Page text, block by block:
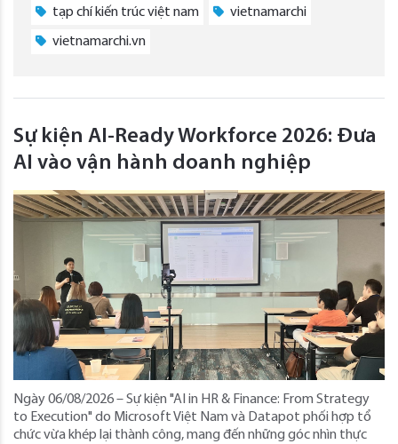
tạp chí kiến trúc việt nam vietnamarchi
vietnamarchi.vn
Sự kiện AI-Ready Workforce 2026: Đưa
AI vào vận hành doanh nghiệp
Ngày 06/08/2026 – Sự kiện "AI in HR & Finance: From Strategy
to Execution" do Microsoft Việt Nam và Datapot phối hợp tổ
chức vừa khép lại thành công, mang đến những góc nhìn thực